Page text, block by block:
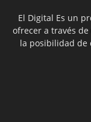
El Digital Es un
ofrecer a través
la posibilidad de